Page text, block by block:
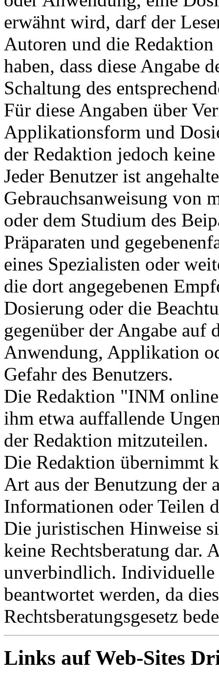
erwähnt wird, darf der
Autoren und die
haben, dass diese Angabe
Schaltung des
Für diese Angaben über
Applikationsform und
der Redaktion jedoch
Jeder Benutzer ist
Gebrauchsanweisung von
oder dem Studium des
Präparaten und
eines Spezialisten oder
die dort angegebenen
Dosierung oder die
gegenüber der Angabe auf
Anwendung, Applikation
Gefahr des Benutzers.
Die Redaktion "INM
ihm etwa auffallende
der Redaktion mitzuteilen.
Die Redaktion übernimmt
Art aus der Benutzung der
Informationen oder Teilen
Die juristischen Hinweise
keine Rechtsberatung dar.
unverbindlich. Individuelle
beantwortet werden, da
Rechtsberatungsgesetz
Links auf Web-Sites